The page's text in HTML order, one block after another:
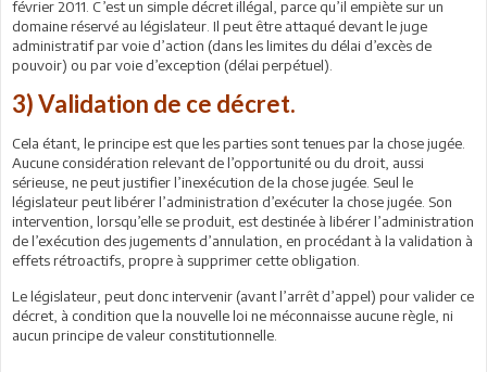
février 2011. C’est un simple décret illégal, parce qu’il empiète sur un
domaine réservé au législateur. Il peut être attaqué devant le juge
administratif par voie d’action (dans les limites du délai d’excès de
pouvoir) ou par voie d’exception (délai perpétuel).
3) Validation de ce décret.
Cela étant, le principe est que les parties sont tenues par la chose jugée.
Aucune considération relevant de l’opportunité ou du droit, aussi
sérieuse, ne peut justifier l’inexécution de la chose jugée. Seul le
législateur peut libérer l’administration d’exécuter la chose jugée. Son
intervention, lorsqu’elle se produit, est destinée à libérer l’administration
de l’exécution des jugements d’annulation, en procédant à la validation à
effets rétroactifs, propre à supprimer cette obligation.
Le législateur, peut donc intervenir (avant l’arrêt d’appel) pour valider ce
décret, à condition que la nouvelle loi ne méconnaisse aucune règle, ni
aucun principe de valeur constitutionnelle.